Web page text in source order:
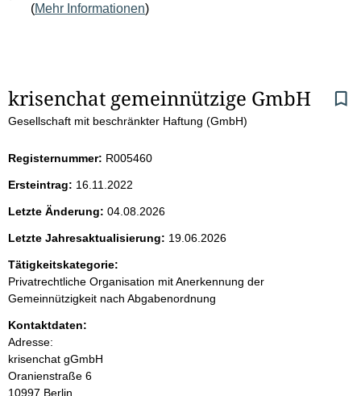
(Mehr Informationen)
S
e
i
t
e
n
i
n
h
krisenchat gemeinnützige GmbH
Gesellschaft mit beschränkter Haftung (GmbH)
Registernummer: R005460
Ersteintrag: 16.11.2022
Letzte Änderung: 04.08.2026
Letzte Jahresaktualisierung: 19.06.2026
Tätigkeitskategorie:
Privatrechtliche Organisation mit Anerkennung der
Gemeinnützigkeit nach Abgabenordnung
Kontaktdaten:
Adresse:
krisenchat gGmbH
Oranienstraße 6
10997 Berlin